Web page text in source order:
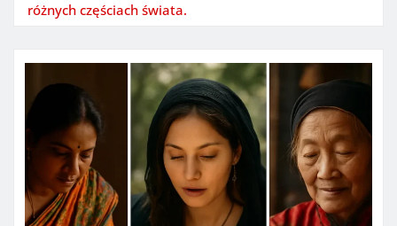
różnych częściach świata.